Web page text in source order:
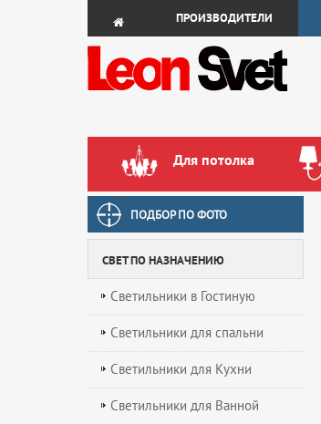
ПРОИЗВОДИТЕЛИ
Для потолка
ПОДБОР ПО ФОТО
СВЕТ ПО НАЗНАЧЕНИЮ
Светильники в Гостиную
Светильники для спальни
Светильники для Кухни
Светильники для Ванной